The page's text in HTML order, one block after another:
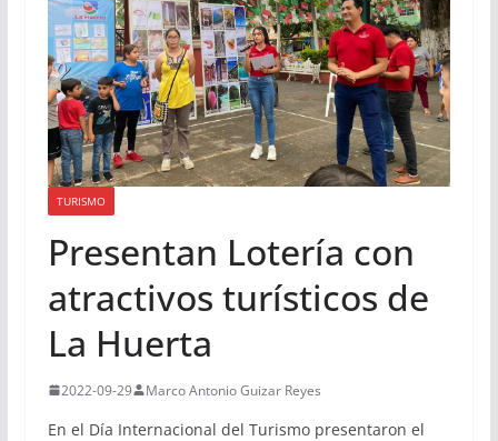
TURISMO
Presentan Lotería con
atractivos turísticos de
La Huerta
2022-09-29 Marco Antonio Guizar Reyes
En el Día Internacional del Turismo presentaron el